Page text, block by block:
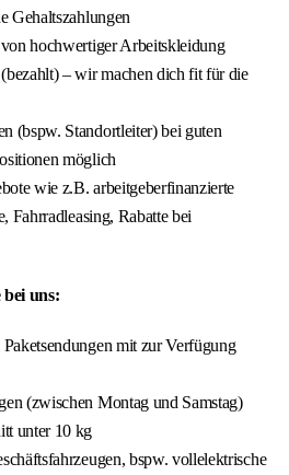
Gehaltszahlungen
hochwertiger Arbeitskleidung
– wir machen dich fit für die
(bspw. Standortleiter) bei guten
möglich
wie z.B. arbeitgeberfinanzierte
Fahrradleasing, Rabatte bei
bei uns:
mit zur Verfügung
(zwischen Montag und Samstag)
unter 10 kg
bspw. vollelektrische